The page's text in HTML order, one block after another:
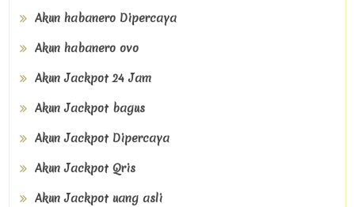
Akun habanero Dipercaya
Akun habanero ovo
Akun Jackpot 24 Jam
Akun Jackpot bagus
Akun Jackpot Dipercaya
Akun Jackpot Qris
Akun Jackpot uang asli